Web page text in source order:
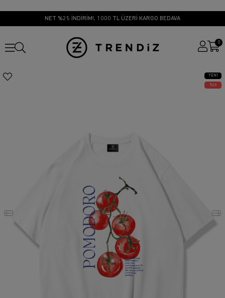
NET %25 İNDİRİM!, 1000 TL ÜZERİ KARGO BEDAVA
0
YENI
ÜRÜN
25